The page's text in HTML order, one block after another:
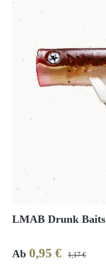
LMAB Drunk
Verkaufspreis:
Ab 0,95 € Regulärer
1,17 €